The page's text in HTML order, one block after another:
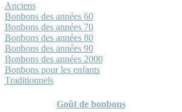
Anciens
Bonbons des années 60
Bonbons des années 70
Bonbons des années 80
Bonbons des années 90
Bonbons des années 2000
Bonbons pour les enfants
Traditionnels
Goût de bonbons